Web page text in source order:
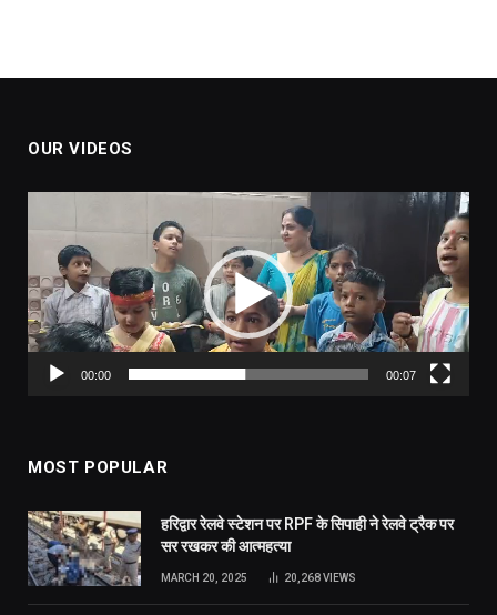
OUR VIDEOS
00:00 00:07
MOST POPULAR
हरिद्वार रेलवे स्टेशन पर RPF के सिपाही ने रेलवे ट्रैक पर
सर रखकर की आत्महत्या
MARCH 20, 2025 20,268VIEWS